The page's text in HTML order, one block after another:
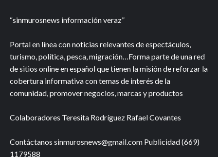
“sinmurosnews información veraz”
Portal en línea con noticias relevantes de espectáculos,
turismo, política, pesca, migración…Forma parte de una red
de sitios online en español que tienen la misión de reforzar la
cobertura informativa con temas de interés de la
comunidad, promover negocios, marcas y productos
Colaboradores Teresita Rodríguez Rafael Covantes
Contáctanos sinmurosnews@gmail.com Publicidad (669)
1179588